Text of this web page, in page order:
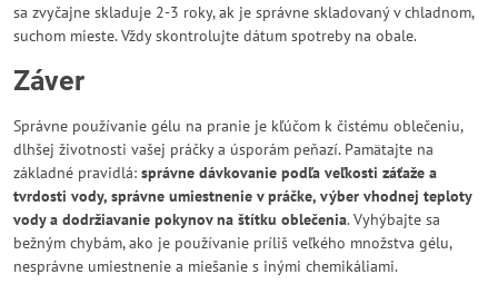
sa zvyčajne skladuje 2-3 roky, ak je správne skladovaný v chladnom,
suchom mieste. Vždy skontrolujte dátum spotreby na obale.
Záver
Správne používanie gélu na pranie je kľúčom k čistému oblečeniu,
dlhšej životnosti vašej práčky a úsporám peňazí. Pamätajte na
základné pravidlá: správne dávkovanie podľa veľkosti záťaže a
tvrdosti vody, správne umiestnenie v práčke, výber vhodnej teploty
vody a dodržiavanie pokynov na štítku oblečenia. Vyhýbajte sa
bežným chybám, ako je používanie príliš veľkého množstva gélu,
nesprávne umiestnenie a miešanie s inými chemikáliami.